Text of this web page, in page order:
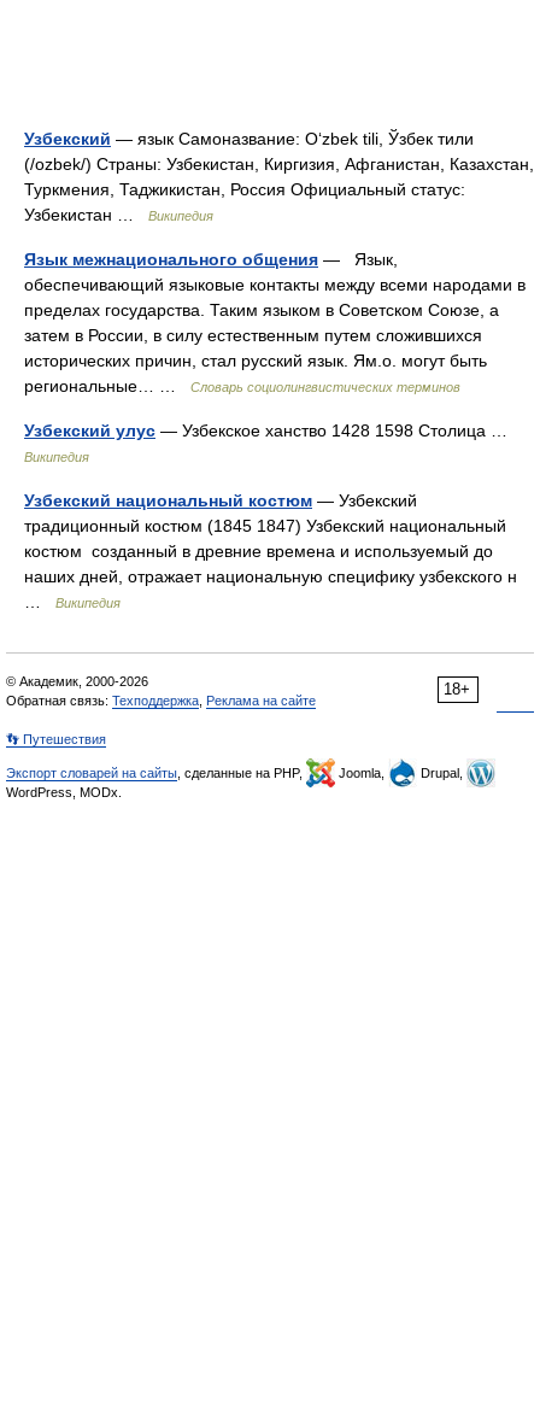
Узбекский — язык Самоназвание: O‘zbek tili, Ўзбек тили
(/ozbek/) Страны: Узбекистан, Киргизия, Афганистан, Казахстан,
Туркмения, Таджикистан, Россия Официальный статус:
Узбекистан …
Википедия
Язык межнационального общения — Язык,
обеспечивающий языковые контакты между всеми народами в
пределах государства. Таким языком в Советском Союзе, а
затем в России, в силу естественным путем сложившихся
исторических причин, стал русский язык. Ям.о. могут быть
региональные… …
Словарь социолингвистических терминов
Узбекский улус — Узбекское ханство 1428 1598 Столица …
Википедия
Узбекский национальный костюм — Узбекcкий
традиционный костюм (1845 1847) Узбекский национальный
костюм созданный в древние времена и используемый до
наших дней, отражает национальную специфику узбекского н
Википедия
18+
© Академик, 2000-2026
Обратная связь: Техподдержка Реклама на сайте
👣 Путешествия
Экспорт словарей на сайты , сделанные на PHP, Joomla,
Drupal,
WordPress, MODx.